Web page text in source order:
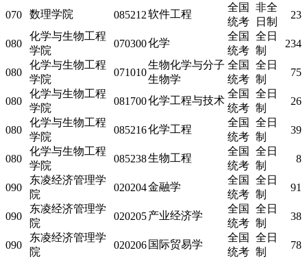
070 数理学院 085212软件工程
全国
统考
非全
日制
23
080
化学与生物工程
学院
070300化学
全国
统考
全日
制
234
080
化学与生物工程
学院
071010
生物化学与分子
生物学
全国
统考
全日
制
75
080
化学与生物工程
学院
081700化学工程与技术
全国
统考
全日
制
26
080
化学与生物工程
学院
085216化学工程
全国
统考
全日
制
39
080
化学与生物工程
学院
085238生物工程
全国
统考
全日
制
8
090
东凌经济管理学
院
020204金融学
全国
统考
全日
制
91
090
东凌经济管理学
院
020205产业经济学
全国
统考
全日
制
38
090
东凌经济管理学
院
020206 国际贸易学
全国
统考
全日
制
78